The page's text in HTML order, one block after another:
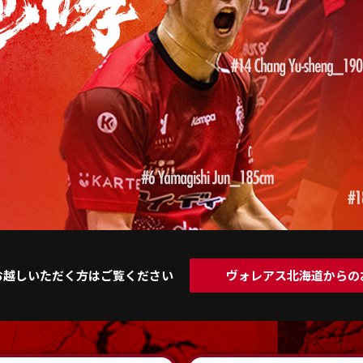
しいただく方はご覧ください ヴォレアス北海道から